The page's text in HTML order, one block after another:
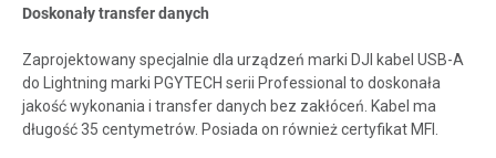
Doskonały transfer danych
Zaprojektowany specjalnie dla urządzeń marki DJI kabel USB-A
do Lightning marki PGYTECH serii Professional to doskonała
jakość wykonania i transfer danych bez zakłóceń. Kabel ma
długość 35 centymetrów. Posiada on również certyfikat MFI.